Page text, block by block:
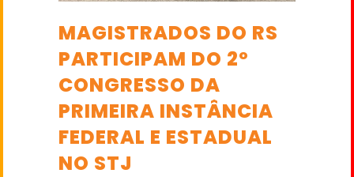
MAGISTRADOS DO RS
PARTICIPAM DO 2º
CONGRESSO DA
PRIMEIRA INSTÂNCIA
FEDERAL E ESTADUAL
NO STJ